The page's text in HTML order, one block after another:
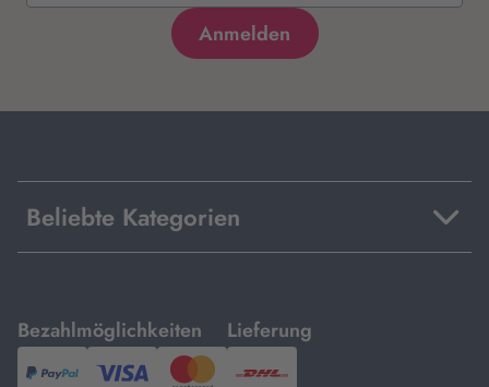
Beliebte Kategorien
Bezahlmöglichkeiten
mit
Lieferung
mit